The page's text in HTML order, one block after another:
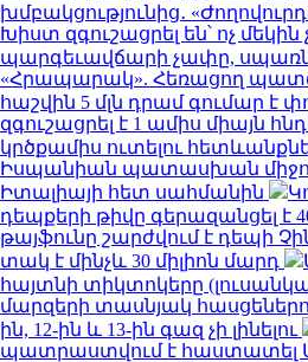
խմբակցությունից․
Խիստ զգուշացրել են՝ ոչ մեկին
պարգեւավճարի չափը,
«Հրապարակ». Հեռացող
հաշվին 5 մլն դրամ գումար է
զգուշացրել է 1 ամիս միայն
կրծքամիս ուտելու
Իսպանիան պատասխան
Իտալիայի հետ սահմանին
դեպքերի թիվը գերազանցել է
թայֆունը շարժվում է դեպի
տակ է մինչև 30 միլիոն մարդ
հայտնի տիկտոկերը
մարզերի տասնյակ
ին, 12-ին և 13-ին գազ չի լինելու
պատրաստվում է հաստատել